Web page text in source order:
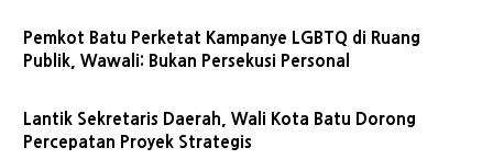
Pemkot Batu Perketat Kampanye LGBTQ di Ruang
Publik, Wawali: Bukan Persekusi Personal
Lantik Sekretaris Daerah, Wali Kota Batu Dorong
Percepatan Proyek Strategis